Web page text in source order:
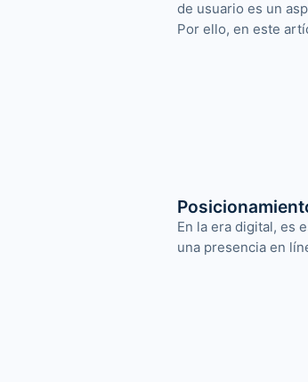
de usuario es un
Por ello, en este
En la era digital, es
una presencia en